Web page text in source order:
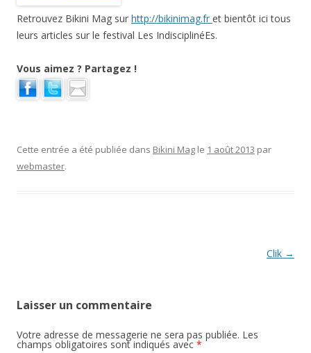
Retrouvez Bikini Mag sur http://bikinimag.fr et bientôt ici tous
leurs articles sur le festival Les IndisciplinéEs.
Vous aimez ? Partagez !
Cette entrée a été publiée dans Bikini Mag le 1 août 2013 par
webmaster.
Clik →
Laisser un commentaire
Votre adresse de messagerie ne sera pas publiée. Les
champs obligatoires sont indiqués avec *